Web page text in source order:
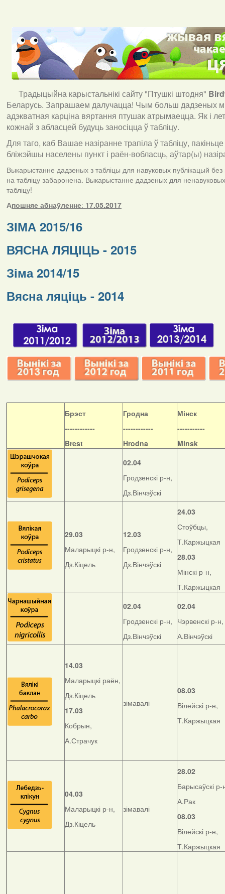
Традыцыйна карыстальнікі сайту "Птушкі штодня"
Беларусь. Запрашаем далучацца! Чым больш дадзеных
адэкватная карціна вяртання птушак атрымаецца. Як і
кожнай з абласцей будуць заносіцца ў табліцу.
Для таго, каб Вашае назіранне трапіла ў табліцу,
бліжэйшы населены пункт і раён-вобласць, аўтар(ы)
Выкарыстанне дадзеных з табліцы для навуковых публікацый без
на табліцу забаронена. Выкарыстанне дадзеных для
табліцу!
Апошняе абнаўленне: 17.05.2017
ЗІМА 2015/16
ВЯСНА ЛЯЦІЦЬ - 2015
Зіма 2014/15
Вясна ляціць - 2014
Брэст
------------
Brest
Гродна
------------
Hrodna
Мінск
-----------
Minsk
02.04
Гродзенскі р-н,
Дз.Вінчэўскі
29.03
Маларыцкі р-н,
Дз.Кіцель
12.03
Гродзенскі р-н,
Дз.Вінчэўскі
24.03
Стоўбцы,
Т.Каржыцкая
28.03
Мінскі р-н,
Т.Каржыцкая
02.04
Гродзенскі р-н,
Дз.Вінчэўскі
02.04
Чэрвенскі р-н,
А.Вінчэўскі
14.03
Маларыцкі раён,
Дз.Кіцель
17.03
Кобрын,
А.Страчук
зімавалі
08.03
Вілейскі р-н,
Т.Каржыцкая
04.03
Маларыцкі р-н,
Дз.Кіцель
зімавалі
28.02
Барысаўскі р-
А.Рак
08.03
Вілейскі р-н,
Т.Каржыцкая